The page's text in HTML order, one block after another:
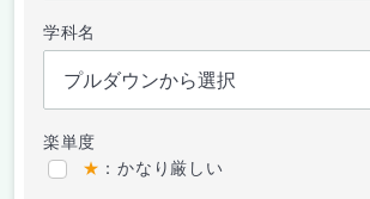
学科名
楽単度
★ ：かなり厳しい